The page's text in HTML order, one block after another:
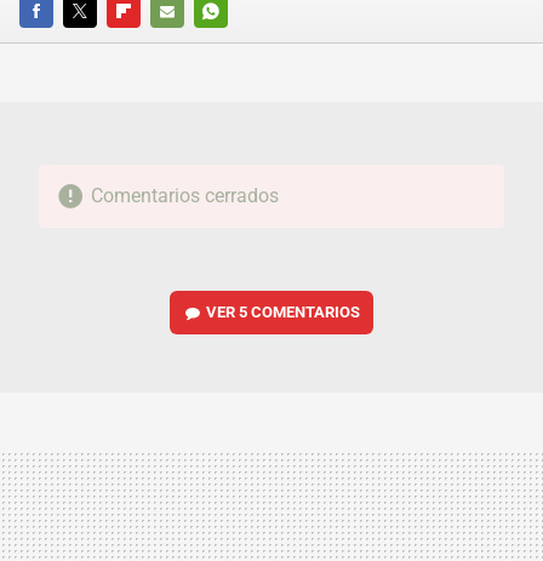
FACEBOOKTWITTERFLIPBOARD
E-
WHATSAPP
Comentarios cerrados
VER5 COMENTARIOS